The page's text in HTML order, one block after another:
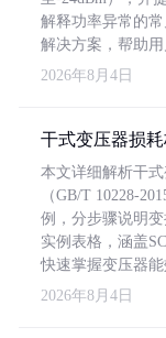
解释功率异常的
解决方案，帮助用
2026年8月4日
干式变压器损
本文详细解析干
（GB/T 10228-
例，分步骤说明
实例表格，涵盖
快速掌握变压器能
2026年8月4日